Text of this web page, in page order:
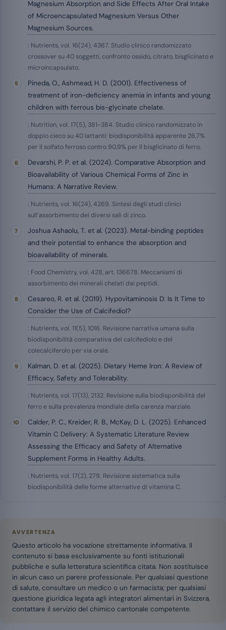
Magnesium Absorption and Side Effects After Oral Intake
of Microencapsulated Magnesium Versus Other
Magnesium Sources.
: Nutrients, vol. 16(24), 4367. Studio clinico randomizzato
crossover su 40 soggetti, confronto ossido, citrato, bisglicinato e
microincapsulato.
Pineda, O., Ashmead, H. D. (2001). Effectiveness of
treatment of iron-deficiency anemia in infants and young
children with ferrous bis-glycinate chelate.
: Nutrition, vol. 17(5), 381-384. Studio clinico randomizzato in
doppio cieco su 40 lattanti: biodisponibilità apparente 26,7%
per il solfato ferroso contro 90,9% per il bisglicinato di ferro.
Devarshi, P. P. et al. (2024). Comparative Absorption and
Bioavailability of Various Chemical Forms of Zinc in
Humans: A Narrative Review.
: Nutrients, vol. 16(24), 4269. Sintesi degli studi clinici
sull’assorbimento dei diversi sali di zinco.
Joshua Ashaolu, T. et al. (2023). Metal-binding peptides
and their potential to enhance the absorption and
bioavailability of minerals.
: Food Chemistry, vol. 428, art. 136678. Meccanismi di
assorbimento dei minerali chelati dai peptidi.
Cesareo, R. et al. (2019). Hypovitaminosis D: Is It Time to
Consider the Use of Calcifediol?
: Nutrients, vol. 11(5), 1016. Revisione narrativa umana sulla
biodisponibilità comparativa del calcifediolo e del
colecalciferolo per via orale.
Kalman, D. et al. (2025). Dietary Heme Iron: A Review of
Efficacy, Safety and Tolerability.
: Nutrients, vol. 17(13), 2132. Revisione sulla biodisponibilità del
ferro e sulla prevalenza mondiale della carenza marziale.
Calder, P. C., Kreider, R. B., McKay, D. L. (2025). Enhanced
Vitamin C Delivery: A Systematic Literature Review
Assessing the Efficacy and Safety of Alternative
Supplement Forms in Healthy Adults.
: Nutrients, vol. 17(2), 279. Revisione sistematica sulla
biodisponibilità delle forme alternative di vitamina C.
AVVERTENZA
Questo articolo ha vocazione strettamente informativa. Il
contenuto si basa esclusivamente su fonti istituzionali
pubbliche e sulla letteratura scientifica citata. Non sostituisce
in alcun caso un parere professionale. Per qualsiasi questione
di salute, consultare un medico o un farmacista; per qualsiasi
questione giuridica legata agli integratori alimentari in Svizzera,
contattare il servizio del chimico cantonale competente.